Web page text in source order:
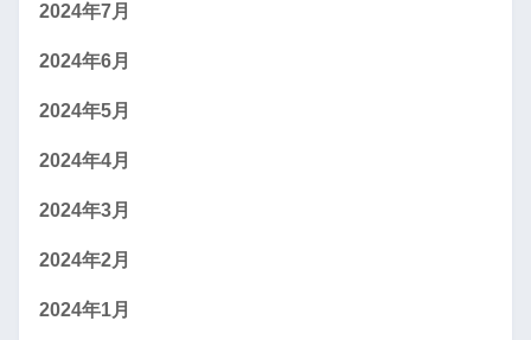
2024年7月
2024年6月
2024年5月
2024年4月
2024年3月
2024年2月
2024年1月